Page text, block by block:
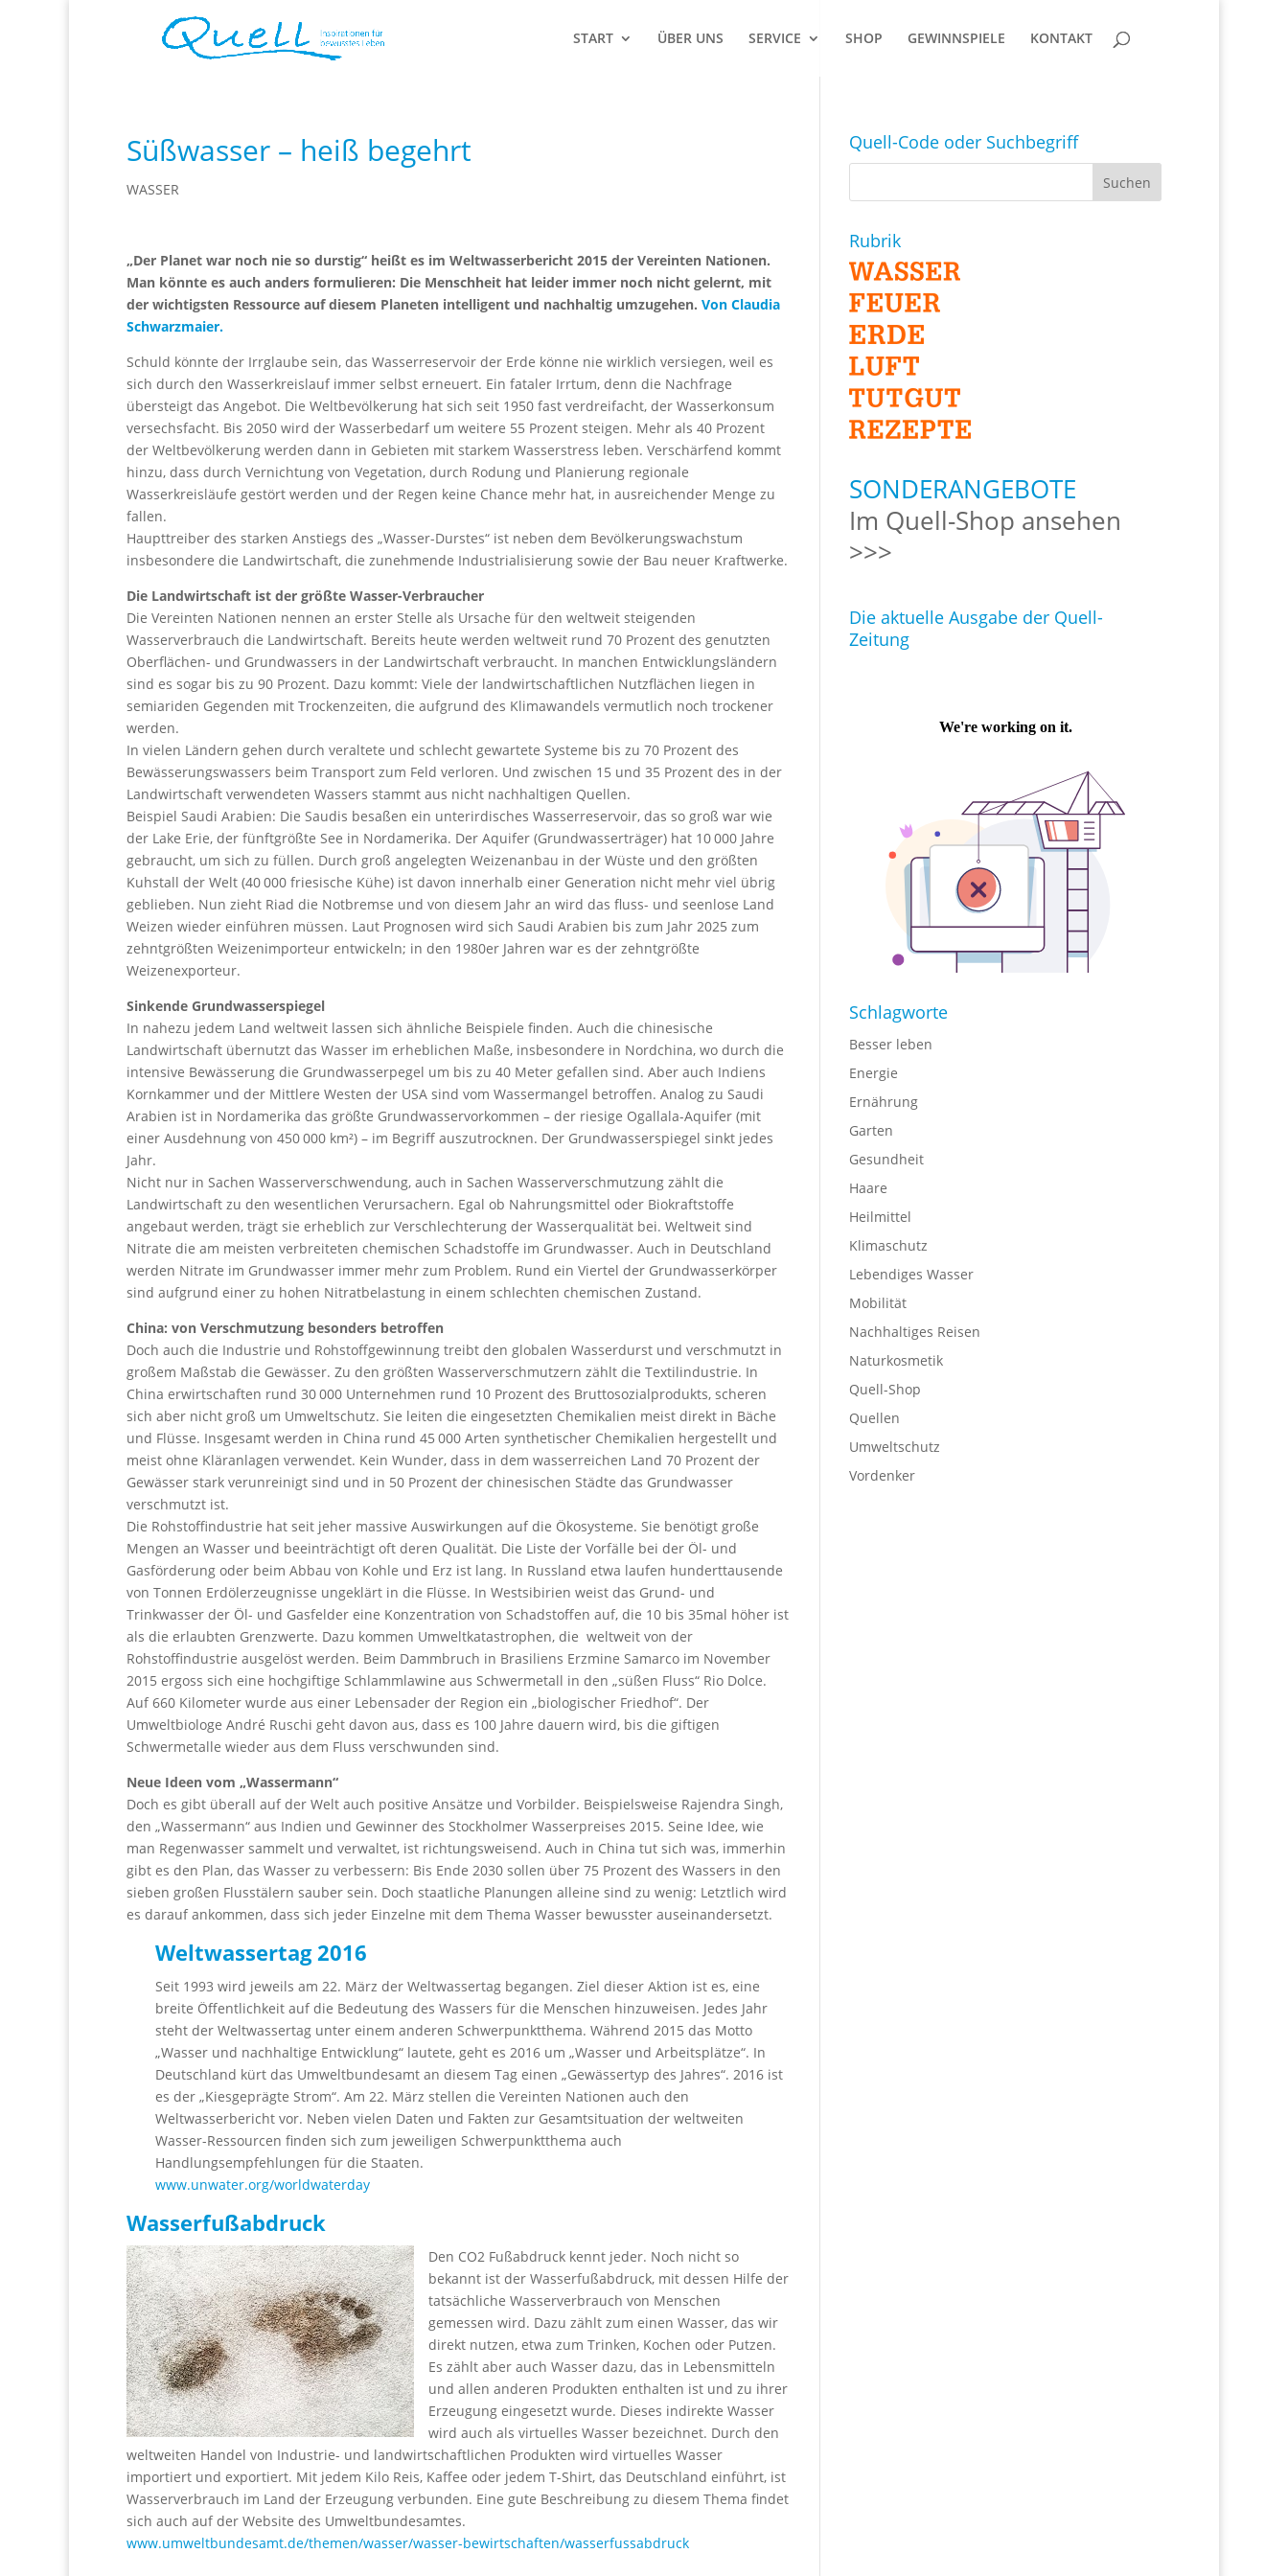
START ÜBER UNS SERVICE SHOP GEWINNSPIELE KONTAKT
Süßwasser – heiß begehrt
WASSER
„Der Planet war noch nie so durstig“ heißt es im Weltwasserbericht 2015 der Vereinten Nationen.
Man könnte es auch anders formulieren: Die Menschheit hat leider immer noch nicht gelernt, mit
der wichtigsten Ressource auf diesem Planeten intelligent und nachhaltig umzugehen. Von Claudia
Schwarzmaier.
Schuld könnte der Irrglaube sein, das Wasserreservoir der Erde könne nie wirklich versiegen, weil es
sich durch den Wasserkreislauf immer selbst erneuert. Ein fataler Irrtum, denn die Nachfrage
übersteigt das Angebot. Die Weltbevölkerung hat sich seit 1950 fast verdreifacht, der Wasserkonsum
versechsfacht. Bis 2050 wird der Wasserbedarf um weitere 55 Prozent steigen. Mehr als 40 Prozent
der Weltbevölkerung werden dann in Gebieten mit starkem Wasserstress leben. Verschärfend kommt
hinzu, dass durch Vernichtung von Vegetation, durch Rodung und Planierung regionale
Wasserkreisläufe gestört werden und der Regen keine Chance mehr hat, in ausreichender Menge zu
fallen.
Haupttreiber des starken Anstiegs des „Wasser-Durstes“ ist neben dem Bevölkerungswachstum
insbesondere die Landwirtschaft, die zunehmende Industrialisierung sowie der Bau neuer Kraftwerke.
Die Landwirtschaft ist der größte Wasser-Verbraucher
Die Vereinten Nationen nennen an erster Stelle als Ursache für den weltweit steigenden
Wasserverbrauch die Landwirtschaft. Bereits heute werden weltweit rund 70 Prozent des genutzten
Oberflächen- und Grundwassers in der Landwirtschaft verbraucht. In manchen Entwicklungsländern
sind es sogar bis zu 90 Prozent. Dazu kommt: Viele der landwirtschaftlichen Nutzflächen liegen in
semiariden Gegenden mit Trockenzeiten, die aufgrund des Klimawandels vermutlich noch trockener
werden.
In vielen Ländern gehen durch veraltete und schlecht gewartete Systeme bis zu 70 Prozent des
Bewässerungswassers beim Transport zum Feld verloren. Und zwischen 15 und 35 Prozent des in der
Landwirtschaft verwendeten Wassers stammt aus nicht nachhaltigen Quellen.
Beispiel Saudi Arabien: Die Saudis besaßen ein unterirdisches Wasserreservoir, das so groß war wie
der Lake Erie, der fünftgrößte See in Nordamerika. Der Aquifer (Grundwasserträger) hat 10 000 Jahre
gebraucht, um sich zu füllen. Durch groß angelegten Weizenanbau in der Wüste und den größten
Kuhstall der Welt (40 000 friesische Kühe) ist davon innerhalb einer Generation nicht mehr viel übrig
geblieben. Nun zieht Riad die Notbremse und von diesem Jahr an wird das fluss- und seenlose Land
Weizen wieder einführen müssen. Laut Prognosen wird sich Saudi Arabien bis zum Jahr 2025 zum
zehntgrößten Weizenimporteur entwickeln; in den 1980er Jahren war es der zehntgrößte
Weizenexporteur.
Sinkende Grundwasserspiegel
In nahezu jedem Land weltweit lassen sich ähnliche Beispiele finden. Auch die chinesische
Landwirtschaft übernutzt das Wasser im erheblichen Maße, insbesondere in Nordchina, wo durch die
intensive Bewässerung die Grundwasserpegel um bis zu 40 Meter gefallen sind. Aber auch Indiens
Kornkammer und der Mittlere Westen der USA sind vom Wassermangel betroffen. Analog zu Saudi
Arabien ist in Nordamerika das größte Grundwasservorkommen – der riesige Ogallala-Aquifer (mit
einer Ausdehnung von 450 000 km²) – im Begriff auszutrocknen. Der Grundwasserspiegel sinkt jedes
Jahr.
Nicht nur in Sachen Wasserverschwendung, auch in Sachen Wasserverschmutzung zählt die
Landwirtschaft zu den wesentlichen Verursachern. Egal ob Nahrungsmittel oder Biokraftstoffe
angebaut werden, trägt sie erheblich zur Verschlechterung der Wasserqualität bei. Weltweit sind
Nitrate die am meisten verbreiteten chemischen Schadstoffe im Grundwasser. Auch in Deutschland
werden Nitrate im Grundwasser immer mehr zum Problem. Rund ein Viertel der Grundwasserkörper
sind aufgrund einer zu hohen Nitratbelastung in einem schlechten chemischen Zustand.
China: von Verschmutzung besonders betroffen
Doch auch die Industrie und Rohstoffgewinnung treibt den globalen Wasserdurst und verschmutzt in
großem Maßstab die Gewässer. Zu den größten Wasserverschmutzern zählt die Textilindustrie. In
China erwirtschaften rund 30 000 Unternehmen rund 10 Prozent des Bruttosozialprodukts, scheren
sich aber nicht groß um Umweltschutz. Sie leiten die eingesetzten Chemikalien meist direkt in Bäche
und Flüsse. Insgesamt werden in China rund 45 000 Arten synthetischer Chemikalien hergestellt und
meist ohne Kläranlagen verwendet. Kein Wunder, dass in dem wasserreichen Land 70 Prozent der
Gewässer stark verunreinigt sind und in 50 Prozent der chinesischen Städte das Grundwasser
verschmutzt ist.
Die Rohstoffindustrie hat seit jeher massive Auswirkungen auf die Ökosysteme. Sie benötigt große
Mengen an Wasser und beeinträchtigt oft deren Qualität. Die Liste der Vorfälle bei der Öl- und
Gasförderung oder beim Abbau von Kohle und Erz ist lang. In Russland etwa laufen hunderttausende
von Tonnen Erdölerzeugnisse ungeklärt in die Flüsse. In Westsibirien weist das Grund- und
Trinkwasser der Öl- und Gasfelder eine Konzentration von Schadstoffen auf, die 10 bis 35mal höher ist
als die erlaubten Grenzwerte. Dazu kommen Umweltkatastrophen, die weltweit von der
Rohstoffindustrie ausgelöst werden. Beim Dammbruch in Brasiliens Erzmine Samarco im November
2015 ergoss sich eine hochgiftige Schlammlawine aus Schwermetall in den „süßen Fluss“ Rio Dolce.
Auf 660 Kilometer wurde aus einer Lebensader der Region ein „biologischer Friedhof“. Der
Umweltbiologe André Ruschi geht davon aus, dass es 100 Jahre dauern wird, bis die giftigen
Schwermetalle wieder aus dem Fluss verschwunden sind.
Neue Ideen vom „Wassermann“
Doch es gibt überall auf der Welt auch positive Ansätze und Vorbilder. Beispielsweise Rajendra Singh,
den „Wassermann“ aus Indien und Gewinner des Stockholmer Wasserpreises 2015. Seine Idee, wie
man Regenwasser sammelt und verwaltet, ist richtungsweisend. Auch in China tut sich was, immerhin
gibt es den Plan, das Wasser zu verbessern: Bis Ende 2030 sollen über 75 Prozent des Wassers in den
sieben großen Flusstälern sauber sein. Doch staatliche Planungen alleine sind zu wenig: Letztlich wird
es darauf ankommen, dass sich jeder Einzelne mit dem Thema Wasser bewusster auseinandersetzt.
Weltwassertag 2016
Seit 1993 wird jeweils am 22. März der Weltwassertag begangen. Ziel dieser Aktion ist es, eine
breite Öffentlichkeit auf die Bedeutung des Wassers für die Menschen hinzuweisen. Jedes Jahr
steht der Weltwassertag unter einem anderen Schwerpunktthema. Während 2015 das Motto
„Wasser und nachhaltige Entwicklung“ lautete, geht es 2016 um „Wasser und Arbeitsplätze“. In
Deutschland kürt das Umweltbundesamt an diesem Tag einen „Gewässertyp des Jahres“. 2016 ist
es der „Kiesgeprägte Strom“. Am 22. März stellen die Vereinten Nationen auch den
Weltwasserbericht vor. Neben vielen Daten und Fakten zur Gesamtsituation der weltweiten
Wasser-Ressourcen finden sich zum jeweiligen Schwerpunktthema auch
Handlungsempfehlungen für die Staaten.
www.unwater.org/worldwaterday
Wasserfußabdruck
Den CO2 Fußabdruck kennt jeder. Noch nicht so
bekannt ist der Wasserfußabdruck, mit dessen Hilfe der
tatsächliche Wasserverbrauch von Menschen
gemessen wird. Dazu zählt zum einen Wasser, das wir
direkt nutzen, etwa zum Trinken, Kochen oder Putzen.
Es zählt aber auch Wasser dazu, das in Lebensmitteln
und allen anderen Produkten enthalten ist und zu ihrer
Erzeugung eingesetzt wurde. Dieses indirekte Wasser
wird auch als virtuelles Wasser bezeichnet. Durch den
weltweiten Handel von Industrie- und landwirtschaftlichen Produkten wird virtuelles Wasser
importiert und exportiert. Mit jedem Kilo Reis, Kaffee oder jedem T-Shirt, das Deutschland einführt, ist
Wasserverbrauch im Land der Erzeugung verbunden. Eine gute Beschreibung zu diesem Thema findet
sich auch auf der Website des Umweltbundesamtes.
www.umweltbundesamt.de/themen/wasser/wasser-bewirtschaften/wasserfussabdruck
Quell-Code oder Suchbegriff
Rubrik
SONDERANGEBOTE
Im Quell-Shop ansehen
>>>
Die aktuelle Ausgabe der Quell-
Zeitung
Schlagworte
Besser leben
Energie
Ernährung
Garten
Gesundheit
Haare
Heilmittel
Klimaschutz
Lebendiges Wasser
Mobilität
Nachhaltiges Reisen
Naturkosmetik
Quell-Shop
Quellen
Umweltschutz
Vordenker